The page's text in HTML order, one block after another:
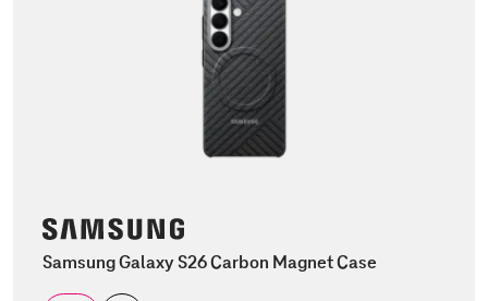
Samsung Galaxy S26 Carbon Magnet Case